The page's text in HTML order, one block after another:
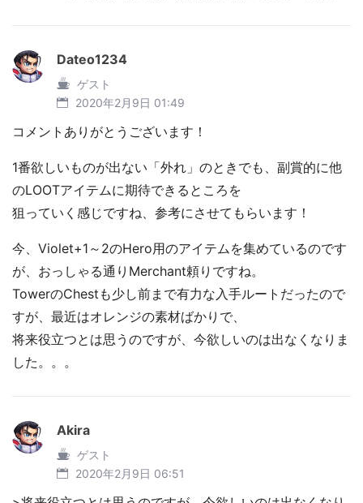
Dateo1234
ゲスト
2020年2月9日 01:49
コメントありがとうございます！
1番欲しいものが出ない「外れ」のときでも、副賞的に他
のLOOTアイテムに期待できるところを
狙っていく感じですね、参考にさせてもらいます！
今、Violet+1～2のHero用のアイテムを集めているのです
が、おっしゃる通りMerchant頼りですね。
TowerのChestも少し前まで有力な入手ルートだったので
すが、最近はオレンジの素材ばかりで、
将来役立つとは思うのですが、今欲しいのは出なくなりま
した。。。
Akira
ゲスト
2020年2月9日 06:51